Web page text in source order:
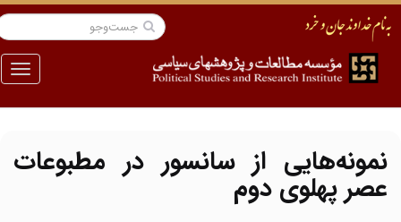
منو
نمونه‌هایی از سانسور در مطبوعات
عصر پهلوی دوم